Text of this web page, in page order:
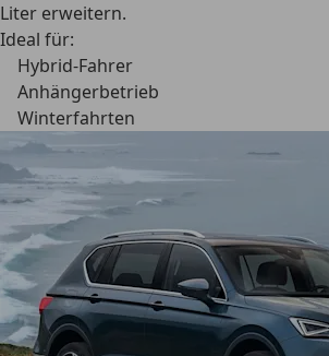
Liter erweitern.
Ideal für:
Hybrid-Fahrer
Anhängerbetrieb
Winterfahrten